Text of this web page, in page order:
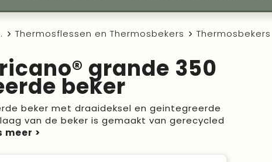
Thermosflessen en Thermosbekers Thermosbekers
grande 350
beker
beker met draaideksel en geintegreerde
van de beker is gemaakt van gerecycled